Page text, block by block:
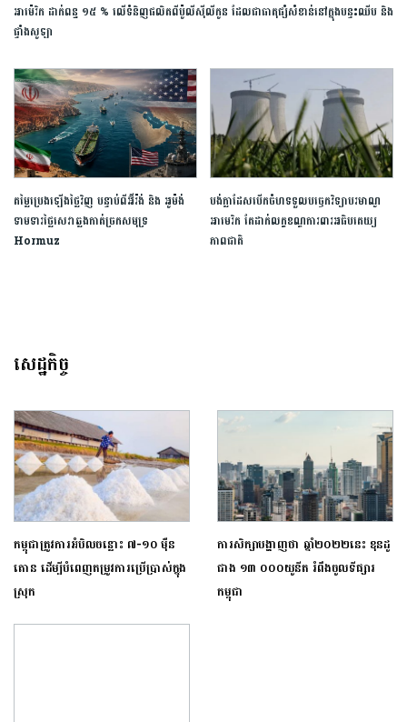
អាម៉េរិក ដាក់ពន្ធ ១៥ % លើទំនិញផលិតពីប៉ូលីស៊ីលីកូន ដែលជាធាតុផ្សំសំខាន់នៅក្នុងបន្ទះឈីប និង
ផ្ទាំងសូឡា
តម្លៃប្រេងឡើងថ្លៃវិញ បន្ទាប់ពីអ៊ីរ៉ង់ និង អូម៉ង់
ទាមទារថ្លៃសេវាឆ្លងកាត់ច្រកសមុទ្រ
Hormuz
បង់ក្លាដែស​បើកចំហ​ទទួល​បច្ចេកវិទ្យា​បរមាណូ​
អាមេរិក​ តែ​ដាក់​លក្ខខណ្ឌ​ការពារ​អធិបតេយ្យ
ភាព​ជាតិ​
សេដ្ឋកិច្ច
កម្ពុជា​ត្រូវការ​អំបិល​ចន្លោះ ៧-១០ ​ម៉ឺន​
តោន​ ដើម្បី​បំពេញតម្រូវការ​ប្រើប្រាស់​ក្នុង
ស្រុក
ការសិក្សាបង្ហាញថា ឆ្នាំ២០២២នេះ ខុនដូ
ជាង ១៣ ០០០យូនីត រំពឹងចូលទីផ្សារ
កម្ពុជា